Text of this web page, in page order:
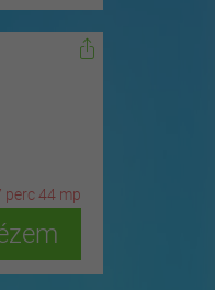
perc42 mp